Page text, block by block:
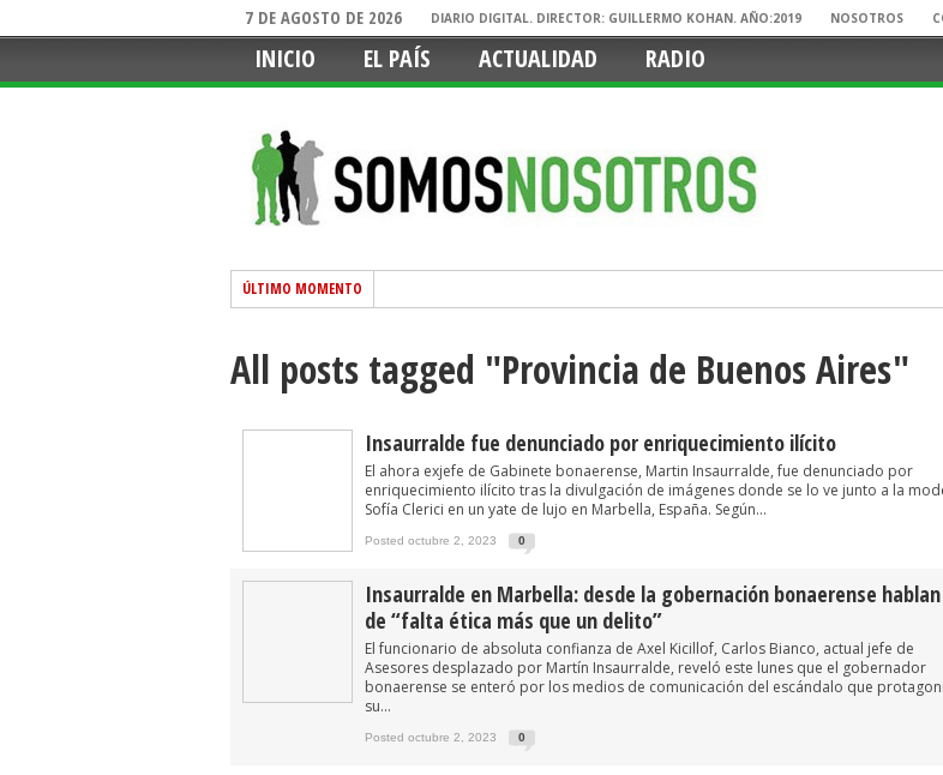
7 DE AGOSTO DE 2026 DIARIO DIGITAL. DIRECTOR: GUILLERMO KOHAN. AÑO:2019 NOSOTROS
INICIO EL PAÍS ACTUALIDAD RADIO
ÚLTIMO MOMENTO
All posts tagged "Provincia de Buenos Aires"
Insaurralde fue denunciado por enriquecimiento ilícito
El ahora exjefe de Gabinete bonaerense, Martin Insaurralde, fue denunciado por
enriquecimiento ilícito tras la divulgación de imágenes donde se lo ve junto a la
Sofía Clerici en un yate de lujo en Marbella, España. Según...
Posted octubre 2, 2023 0
Insaurralde en Marbella: desde la gobernación bonaerense hablan
de “falta ética más que un delito”
El funcionario de absoluta confianza de Axel Kicillof, Carlos Bianco, actual jefe de
Asesores desplazado por Martín Insaurralde, reveló este lunes que el gobernador
bonaerense se enteró por los medios de comunicación del escándalo que
su...
Posted octubre 2, 2023 0